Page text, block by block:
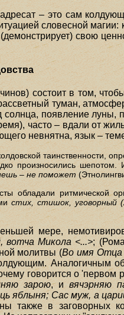
– это сам
словесной
свою
состоит в том,
туман,
появление луны,
часто – вдали от
невнятна, язык –
таинственности,
произносились шепотом.
– не поможет
обладали ритмической
стих, стишок, уговорный
мере,
вотча Микола <...>;
молитвы (Во имя Отца
Аналогичным
говорится о 'первом
зарою, ивячэрняю
яблыня; Сас муж, а
в заговорных